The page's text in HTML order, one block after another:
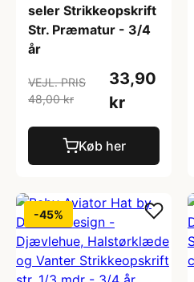
seler Strikkeopskrift
Str. Præmatur - 3/4
år
VEJL. PRIS
48,00 kr
33,90
kr
Køb her
-45%